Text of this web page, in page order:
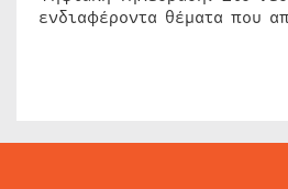
ενδιαφέροντα θέματα που